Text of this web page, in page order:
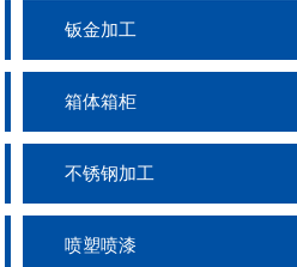
钣金加工
箱体箱柜
不锈钢加工
喷塑喷漆